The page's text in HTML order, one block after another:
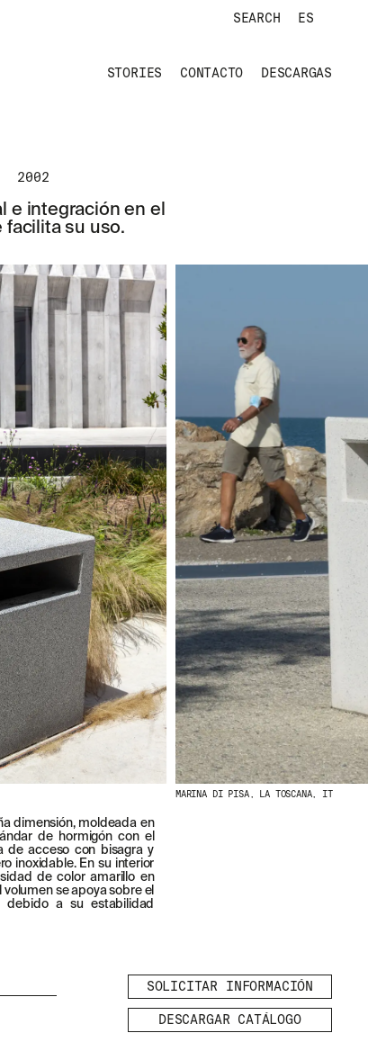
SEARCH ES
STORIES CONTACTO DESCARGAS
2002
e integración en el
facilita su uso.
MARINA DI PISA, LA TOSCANA, IT
dimensión, moldeada en
de hormigón con el
de acceso con bisagra y
inoxidable. En su interior
en
se apoya sobre el
debido a su estabilidad
SOLICITAR INFORMACIÓN
DESCARGAR CATÁLOGO